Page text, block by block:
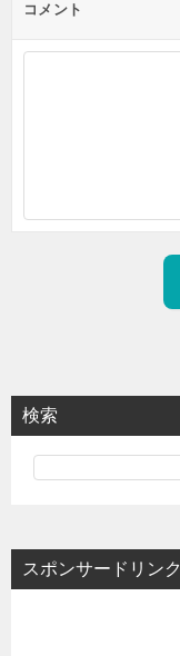
コメント
検索
スポンサードリンク